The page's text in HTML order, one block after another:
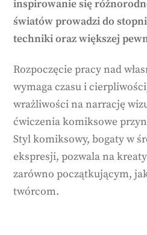
inspirowanie się
światów prowadzi do
techniki oraz większej
Rozpoczęcie pracy nad
wymaga czasu i
wrażliwości na narrację
ćwiczenia komiksowe
Styl komiksowy, bogaty w
ekspresji, pozwala na
zarówno początkującym,
twórcom.